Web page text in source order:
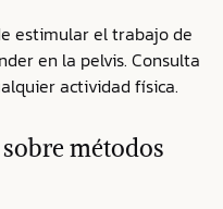
estimular el trabajo de
en la pelvis. Consulta
actividad física.
métodos